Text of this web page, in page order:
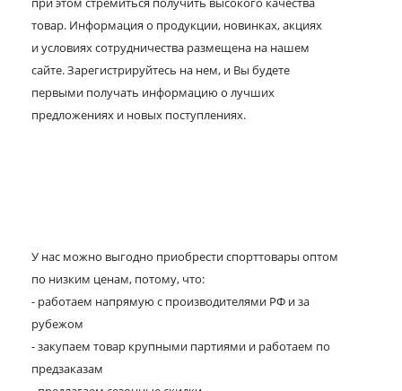
товар. Информация о продукции, новинках, акциях
и условиях сотрудничества размещена на нашем
сайте. Зарегистрируйтесь на нем, и Вы будете
первыми получать информацию о лучших
предложениях и новых поступлениях.
У нас можно выгодно приобрести спорттовары оптом
по низким ценам, потому, что:
- работаем напрямую с производителями РФ и за
рубежом
- закупаем товар крупными партиями и работаем по
предзаказам